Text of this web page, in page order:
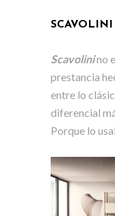
SCAVOLINI
Scavolinino
prestancia
entre lo
diferencial
Porque lo